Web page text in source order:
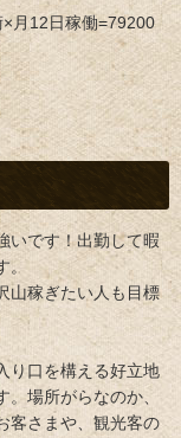
月12日稼働=79200
です！出勤して暇
。
山稼ぎたい人も目標
口を構える好立地
。場所がらなのか、
客さまや、観光客の